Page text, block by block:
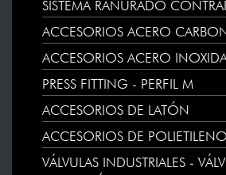
SISTEMA RANURADO
ACCESORIOS ACERO
ACCESORIOS ACERO
PRESS FITTING - PERFIL M
ACCESORIOS DE LATÓN
ACCESORIOS DE POLIETILENO
VÁLVULAS INDUSTRIALES -